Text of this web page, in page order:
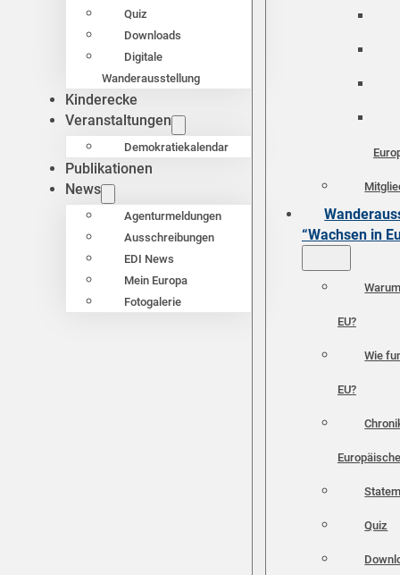
Quiz
Downloads
Digitale
Wanderausstellung
Kinderecke
Veranstaltungen
Demokratiekalendar
Publikationen
News
Agenturmeldungen
Ausschreibungen
EDI News
Mein Europa
Fotogalerie
“Wachsen in
EU?
Wie
EU?
Quiz